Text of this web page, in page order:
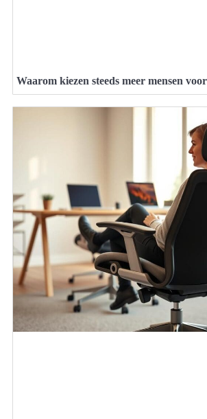
Waarom kiezen steeds meer mensen